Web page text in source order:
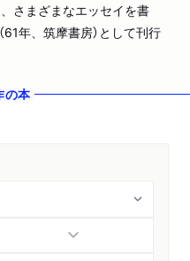
さまざまなエッセイを書
61年、筑摩書房）として刊行
の本